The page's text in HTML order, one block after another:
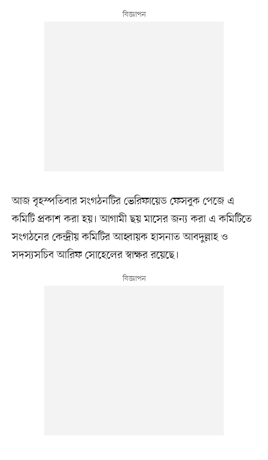
আজ বৃহস্পতিবার সংগঠনটির ভেরিফায়েড ফেসবুক পেজে এ
কমিটি প্রকাশ করা হয়। আগামী ছয় মাসের জন্য করা এ কমিটিতে
সংগঠনের কেন্দ্রীয় কমিটির আহ্বায়ক হাসনাত আবদুল্লাহ ও
সদস্যসচিব আরিফ সোহেলের স্বাক্ষর রয়েছে।